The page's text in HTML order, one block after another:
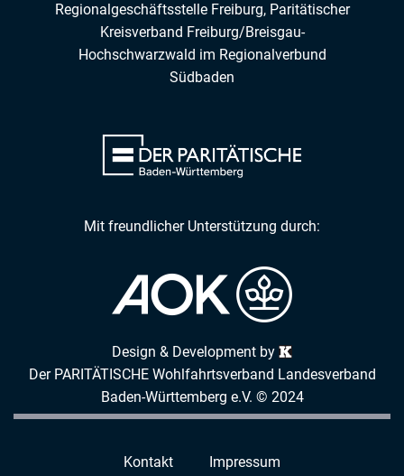
Regionalgeschäftsstelle Freiburg, Paritätischer
Kreisverband Freiburg/Breisgau-
Hochschwarzwald im Regionalverbund
Südbaden
Mit freundlicher Unterstützung durch:
Design & Development by
Der PARITÄTISCHE Wohlfahrtsverband Landesverband
Baden-Württemberg e.V. © 2024
Kontakt Impressum